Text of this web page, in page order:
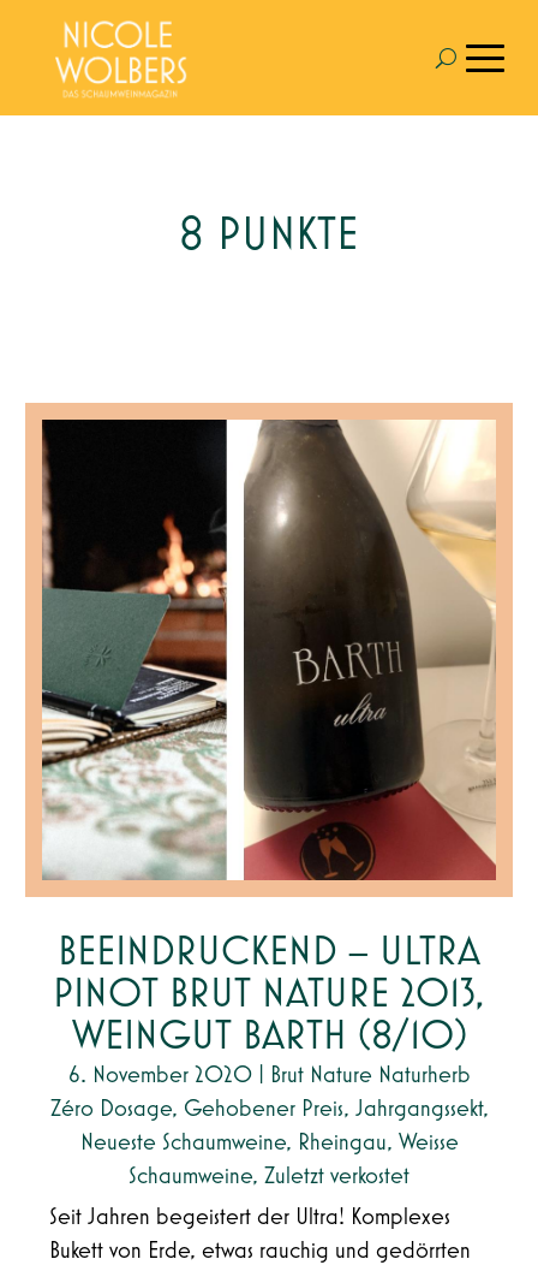
8 PUNKTE
BEEINDRUCKEND – ULTRA
PINOT BRUT NATURE 2013,
WEINGUT BARTH (8/10)
6. November 2020|
Brut Nature Naturherb
Zéro Dosage, Gehobener Preis, Jahrgangssekt,
Neueste Schaumweine, Rheingau, Weisse
Schaumweine, Zuletzt verkostet
Seit Jahren begeistert der Ultra! Komplexes
Bukett von Erde, etwas rauchig und gedörrten